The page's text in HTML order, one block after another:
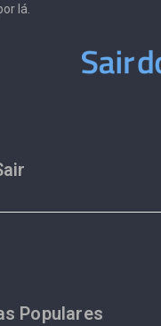
lá.
Populares